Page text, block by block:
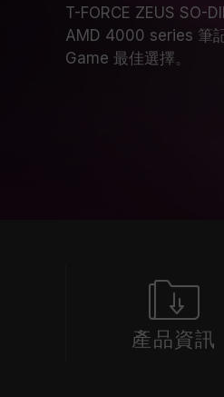
T-FORCE ZEUS SO-
AMD 4000 series 筆
Game 最佳選擇。
產品資訊